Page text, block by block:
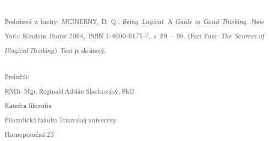
Preložené z knihy: MCINERNY, D. Q.: Being Logical. A Guide to Good Thinking . New
York: Random House 2004, ISBN 1-4000-6171-7, s. 89 – 99. (Part Four:The Sources of
Illogical Thinking). Text je skrátený.
Preložili:
RNDr. Mgr. Reginald Adrián Slavkovský, PhD.
Katedra filozofie
Filozofická fakulta Trnavskej univerzity
Hornopotočná 23